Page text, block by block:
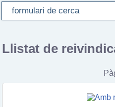
formulari de cerca
Llistat de